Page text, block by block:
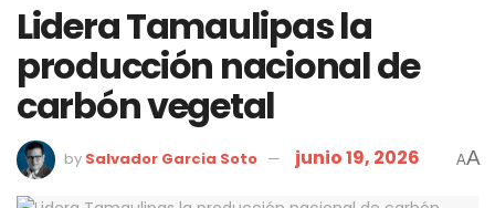
Lidera Tamaulipas la
producción nacional de
carbón vegetal
by Salvador Garcia Soto junio 19, 2026 AA